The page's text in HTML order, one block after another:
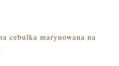
cebulka marynowana na